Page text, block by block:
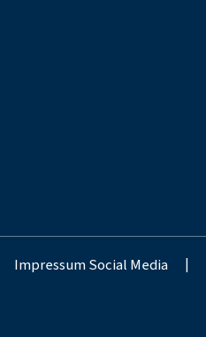
Impressum Social Media |